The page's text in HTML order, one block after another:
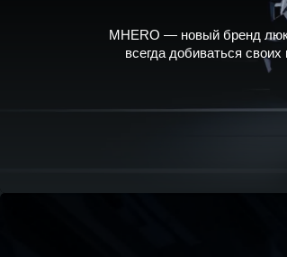
MHERO — новый бренд
всегда добиваться